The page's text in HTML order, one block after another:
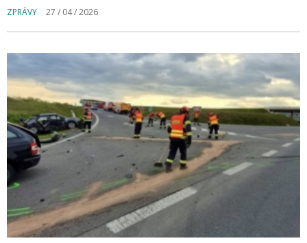
ZPRÁVY 27 / 04 / 2026